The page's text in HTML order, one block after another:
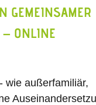
GEMEINSAMER
– ONLINE
wie außerfamiliär,